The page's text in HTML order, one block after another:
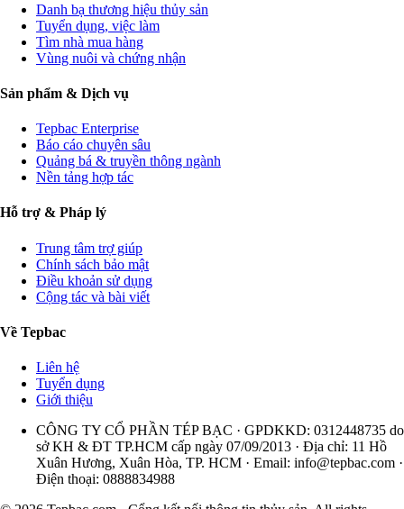
Danh bạ thương hiệu thủy sản
Tuyển dụng, việc làm
Tìm nhà mua hàng
Vùng nuôi và chứng nhận
Sản phẩm & Dịch vụ
Tepbac Enterprise
Báo cáo chuyên sâu
Quảng bá & truyền thông ngành
Nền tảng hợp tác
Hỗ trợ & Pháp lý
Trung tâm trợ giúp
Chính sách bảo mật
Điều khoản sử dụng
Cộng tác và bài viết
Về Tepbac
Liên hệ
Tuyển dụng
Giới thiệu
CÔNG TY CỔ PHẦN TÉP BẠC · GPDKKD: 0312448735 do
sở KH & ĐT TP.HCM cấp ngày 07/09/2013 · Địa chỉ: 11 Hồ
Xuân Hương, Xuân Hòa, TP. HCM · Email: info@tepbac.com ·
Điện thoại: 0888834988